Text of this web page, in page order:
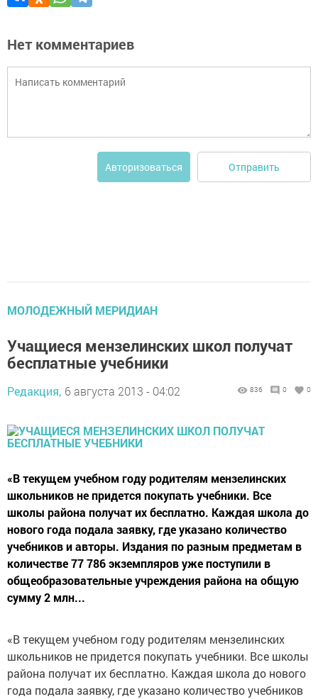
Нет комментариев
Авторизоваться Отправить
МОЛОДЕЖНЫЙ МЕРИДИАН
Учащиеся мензелинских школ получат
бесплатные учебники
Редакция, 6 августа 2013 - 04:02 836 0 0
«В текущем учебном году родителям мензелинских
школьников не придется покупать учебники. Все
школы района получат их бесплатно. Каждая школа до
нового года подала заявку, где указано количество
учебников и авторы. Издания по разным предметам в
количестве 77 786 экземпляров уже поступили в
общеобразовательные учреждения района на общую
сумму 2 млн...
«В текущем учебном году родителям мензелинских
школьников не придется покупать учебники. Все школы
района получат их бесплатно. Каждая школа до нового
года подала заявку, где указано количество учебников